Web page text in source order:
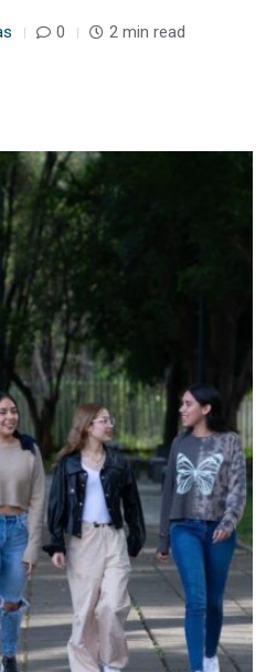
0 2 min read